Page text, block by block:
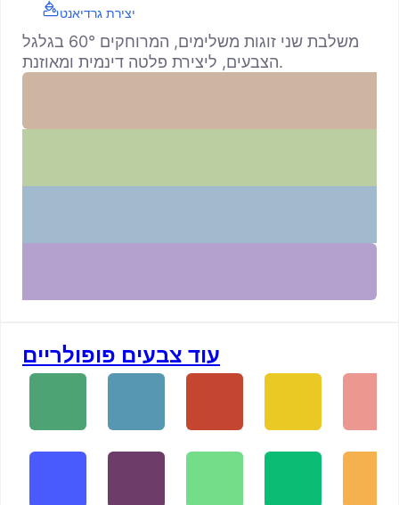
יצירת גרדיאנט
משלבת שני זוגות משלימים, המרוחקים 60° בגלגל
הצבעים, ליצירת פלטה דינמית ומאוזנת.
עוד צבעים פופולריים